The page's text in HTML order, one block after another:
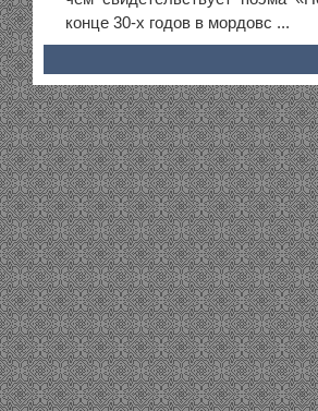
конце 30-х годов в мордовс ...